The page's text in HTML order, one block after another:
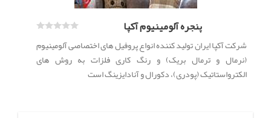
پنجره آلومینیوم آکپا
شرکت آکپا ایران تولید کننده انواع پروفیل های اختصاصی آلومینیوم
(نرمال و ترمال بریک) و رنگ کاری فلزات به روش های
الکترواستاتیک (پودری)، دکورال و آنادایزینگ است